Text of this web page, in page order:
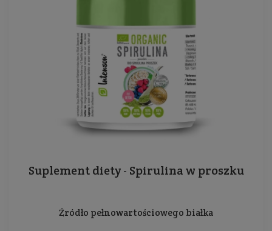
Suplement diety - Spirulina w proszku
Źródło pełnowartościowego białka